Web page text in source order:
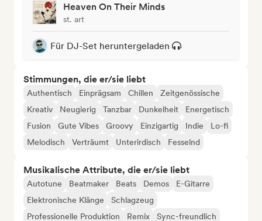
Heaven On Their Minds
st. art
Für DJ-Set heruntergeladen
Stimmungen, die er/sie liebt
Authentisch Einprägsam Chillen
Zeitgenössische
Kreativ
Neugierig Tanzbar Dunkelheit
Energetisch
Fusion
Gute Vibes Groovy Einzigartig Indie
Lo-fi
Melodisch
Verträumt Unterirdisch Fesselnd
Musikalische Attribute, die er/sie liebt
Autotune Beatmaker Beats Demos
E-Gitarre
Elektronische Klänge
Schlagzeug
Professionelle Produktion
Remix Sync-freundlich